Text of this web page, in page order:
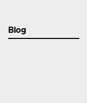
Blog